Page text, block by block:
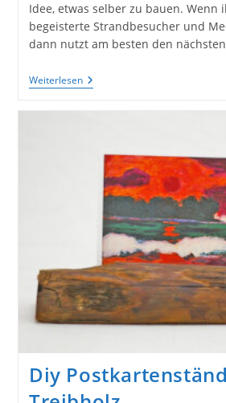
Idee, etwas selber zu bauen. Wenn
begeisterte Strandbesucher und
dann nutzt am besten den
WeiterlesenSteine
Anmalen
Diy